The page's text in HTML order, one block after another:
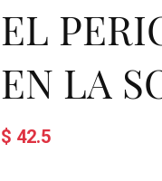
EL
EN LA
$ 42.5